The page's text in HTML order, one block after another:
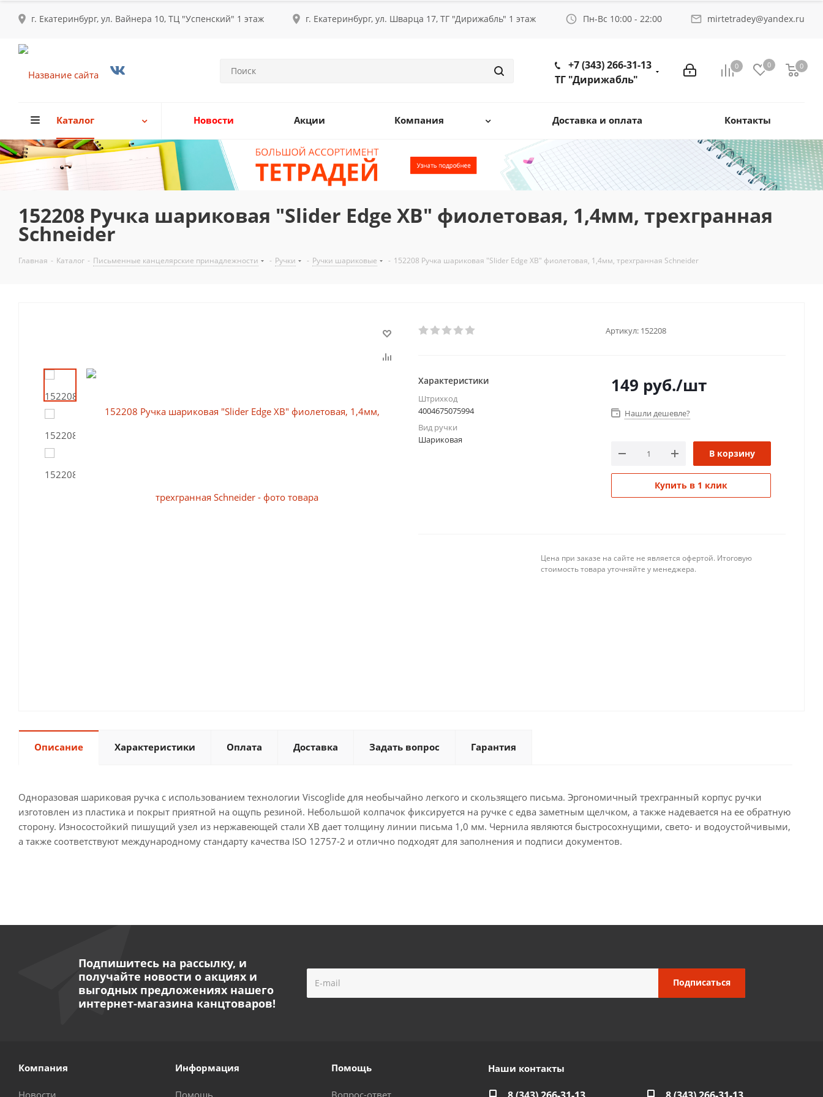
г. Екатеринбург, ул. Вайнера 10, ТЦ "Успенский" 1 этаж г. Екатеринбург, ул. Шварца 17, ТГ "Дирижабль" 1 этаж Пн-Вс 10:00 - 22:00 mirtetradey@yandex.ru
0 0 0
+7 (343) 266-31-13
ТГ "Дирижабль"
Каталог Новости Акции Компания Доставка и оплата Контакты
152208 Ручка шариковая "Slider Edge XB" фиолетовая, 1,4мм, трехгранная
Schneider
Главная - Каталог - Письменные канцелярские принадлежности - Ручки - Ручки шариковые - 152208 Ручка шариковая "Slider Edge XB" фиолетовая, 1,4мм, трехгранная Schneider
Артикул: 152208
Характеристики
Штрихкод
4004675075994
Вид ручки
Шариковая
149 руб./шт
Нашли дешевле?
В корзину
Купить в 1 клик
Цена при заказе на сайте не является офертой. Итоговую
стоимость товара уточняйте у менеджера.
Описание Характеристики Оплата Доставка Задать вопрос Гарантия
Одноразовая шариковая ручка с использованием технологии Viscoglide для необычайно легкого и скользящего письма. Эргономичный трехгранный корпус ручки
изготовлен из пластика и покрыт приятной на ощупь резиной. Небольшой колпачок фиксируется на ручке с едва заметным щелчком, а также надевается на ее обратную
сторону. Износостойкий пишущий узел из нержавеющей стали XB дает толщину линии письма 1,0 мм. Чернила являются быстросохнущими, свето- и водоустойчивыми,
а также соответствуют международному стандарту качества ISO 12757-2 и отлично подходят для заполнения и подписи документов.
Подпишитесь на рассылку, и
получайте новости о акциях и
выгодных предложениях нашего
интернет-магазина канцтоваров!
Компания
Новости
Информация
Помощь
Помощь
Вопрос-ответ
Наши контакты